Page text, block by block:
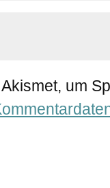
um